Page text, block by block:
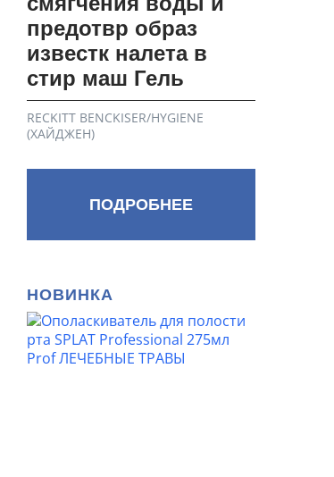
предотвр образ
известк налета в
стир маш Гель
RECKITT BENCKISER/HYGIENE
(ХАЙДЖЕН)
ПОДРОБНЕЕ
НОВИНКА